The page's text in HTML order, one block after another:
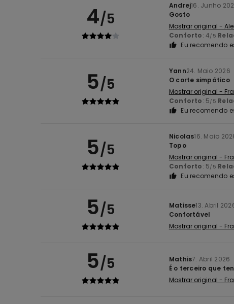
4/5
Andrej16. Junho
Gosto
Mostrar original -
Conforto: 4/5
Eu recomendo
5/5
Yann24. Maio 2026
O corte simpático
Mostrar original -
Conforto: 5/5
Eu recomendo
5/5
Nicolas16. Maio
Topo
Mostrar original -
Conforto: 5/5
Eu recomendo
5/5 Matisse13. Abril
Confortável
Mostrar original -
5/5 Mathis7. Abril 2026
É o terceiro que
Mostrar original -